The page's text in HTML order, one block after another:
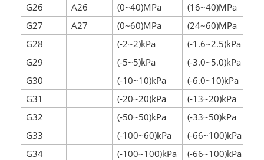
G26
A26 (0~40)MPa
(16~40)MPa
G27
A27 (0~60)MPa
(24~60)MPa
G28
(-2~2)kPa
(-1.6~2.5)kPa
G29
(-5~5)kPa
(-3.0~5.0)kPa
G30
(-10~10)kPa
(-6.0~10)kPa
G31
(-20~20)kPa
(-13~20)kPa
G32
(-50~50)kPa
(-33~50)kPa
G33
(-100~60)kPa
(-66~100)kPa
G34
(-100~100)kPa
(-66~100)kPa